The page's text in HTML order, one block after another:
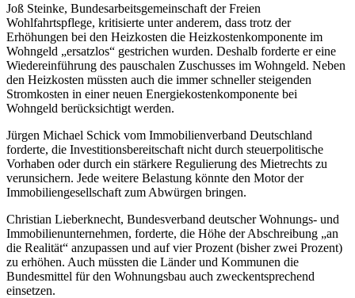
Joß Steinke, Bundesarbeitsgemeinschaft der Freien
Wohlfahrtspflege, kritisierte unter anderem, dass trotz der
Erhöhungen bei den Heizkosten die Heizkostenkomponente im
Wohngeld „ersatzlos“ gestrichen wurden. Deshalb forderte er eine
Wiedereinführung des pauschalen Zuschusses im Wohngeld. Neben
den Heizkosten müssten auch die immer schneller steigenden
Stromkosten in einer neuen Energiekostenkomponente bei
Wohngeld berücksichtigt werden.
Jürgen Michael Schick vom Immobilienverband Deutschland
forderte, die Investitionsbereitschaft nicht durch steuerpolitische
Vorhaben oder durch ein stärkere Regulierung des Mietrechts zu
verunsichern. Jede weitere Belastung könnte den Motor der
Immobiliengesellschaft zum Abwürgen bringen.
Christian Lieberknecht, Bundesverband deutscher Wohnungs- und
Immobilienunternehmen, forderte, die Höhe der Abschreibung „an
die Realität“ anzupassen und auf vier Prozent (bisher zwei Prozent)
zu erhöhen. Auch müssten die Länder und Kommunen die
Bundesmittel für den Wohnungsbau auch zweckentsprechend
einsetzen.